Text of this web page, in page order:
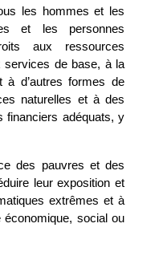
les hommes et les
et les personnes
aux ressources
services de base, à la
d’autres formes de
naturelles et à des
financiers adéquats, y
des pauvres et des
leur exposition et
extrêmes et à
économique, social ou